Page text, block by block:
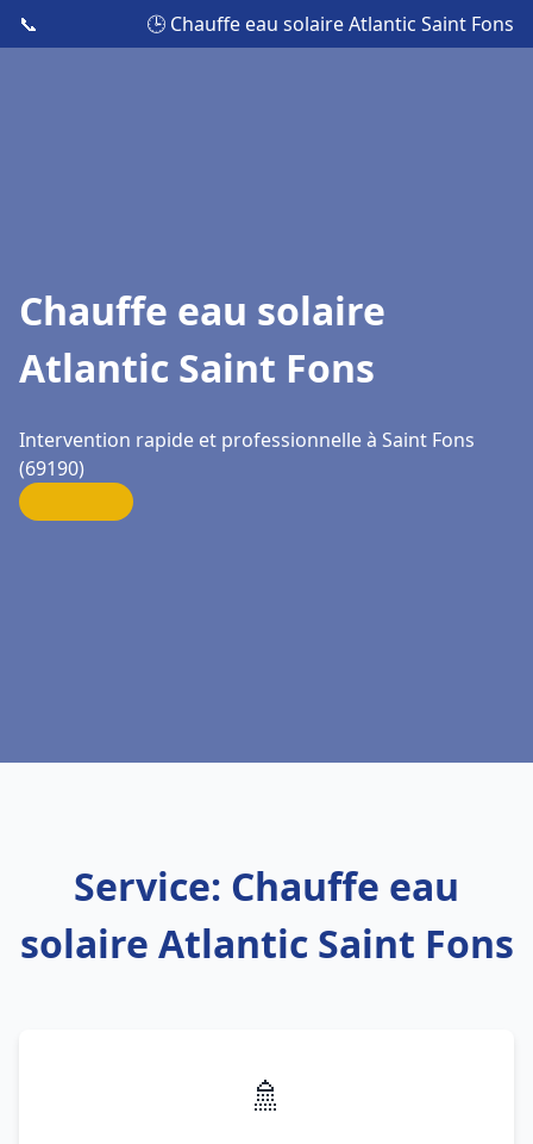
📞 🕒 Chauffe eau solaire Atlantic Saint Fons
Chauffe eau solaire
Atlantic Saint Fons
Intervention rapide et professionnelle à Saint Fons
(69190)
Service: Chauffe eau
solaire Atlantic Saint Fons
🚿